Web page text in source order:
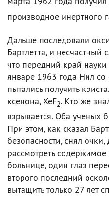
производное инертного
Дальше последовали
Бартлетта, и несчастный
что передний край
январе 1963 года Нил
пытались получить
ксенона, ХеF2. Кто же
взрывается. Оба ученых
При этом, как сказал
безопасности, снял
рассмотреть
больнице, один глаз
второго последний
вытащить только 27 лет